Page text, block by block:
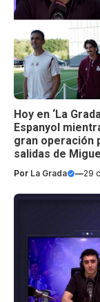
Hoy en ‘La
Espanyol
gran operación
salidas de
Por La Grada —29